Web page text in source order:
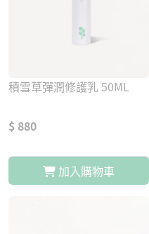
積雪草彈潤修護乳 50ML
$ 880
加入購物車